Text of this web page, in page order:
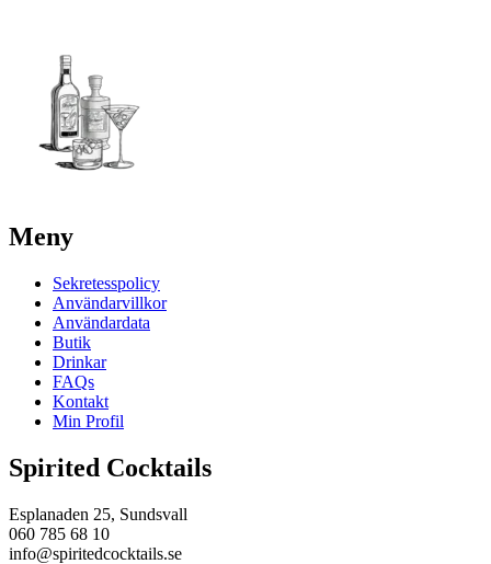
Meny
Sekretesspolicy
Användarvillkor
Användardata
Butik
Drinkar
FAQs
Kontakt
Min Profil
Spirited Cocktails
Esplanaden 25, Sundsvall
060 785 68 10
info@spiritedcocktails.se